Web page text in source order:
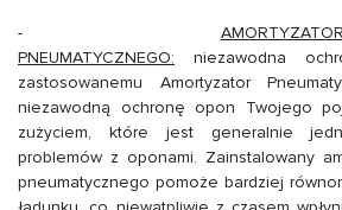
-
PNEUMATYCZNEGO: niezawodna
zastosowanemu Amortyzator
niezawodną ochronę opon Twojego
zużyciem, które jest generalnie
problemów z oponami. Zainstalowany
pneumatycznego pomoże bardziej